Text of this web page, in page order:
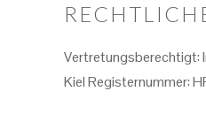
Vertretungsberechtigt:
Kiel Registernummer: